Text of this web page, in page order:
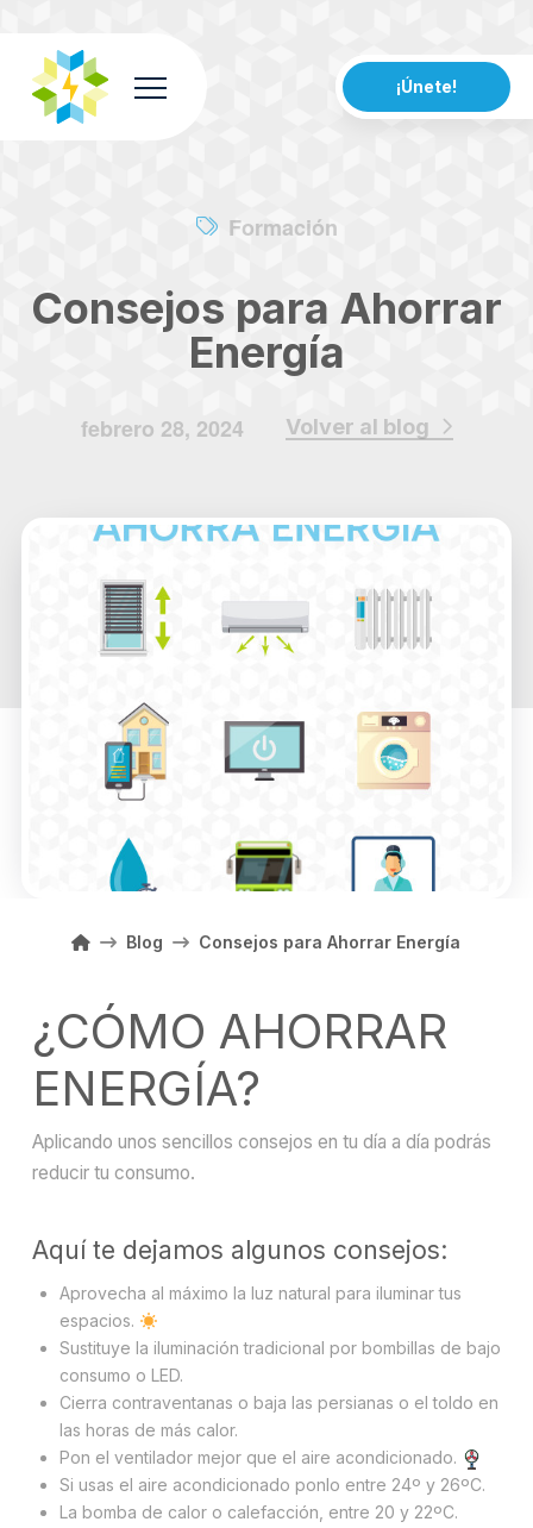
¡Únete!
Formación
Consejos para Ahorrar
Energía
febrero 28, 2024 Volver al blog
HomeBlog Consejos para Ahorrar Energía
¿CÓMO AHORRAR
ENERGÍA?
Aplicando unos sencillos consejos en tu día a día podrás
reducir tu consumo.
Aquí te dejamos algunos consejos:
Aprovecha al máximo la luz natural para iluminar tus
espacios.
Sustituye la iluminación tradicional por bombillas de bajo
consumo o LED.
Cierra contraventanas o baja las persianas o el toldo en
las horas de más calor.
Pon el ventilador mejor que el aire acondicionado.
Si usas el aire acondicionado ponlo entre 24º y 26ºC.
La bomba de calor o calefacción, entre 20 y 22ºC.